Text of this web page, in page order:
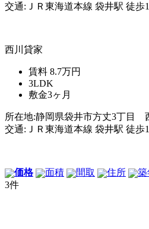
交通:ＪＲ東海道本線 袋井駅 徒歩
西川貸家
賃料 8.7万円
3LDK
敷金3ヶ月
所在地:静岡県袋井市方丈3丁目
交通:ＪＲ東海道本線 袋井駅 徒歩
価格 面積 間取 住所
築
3件